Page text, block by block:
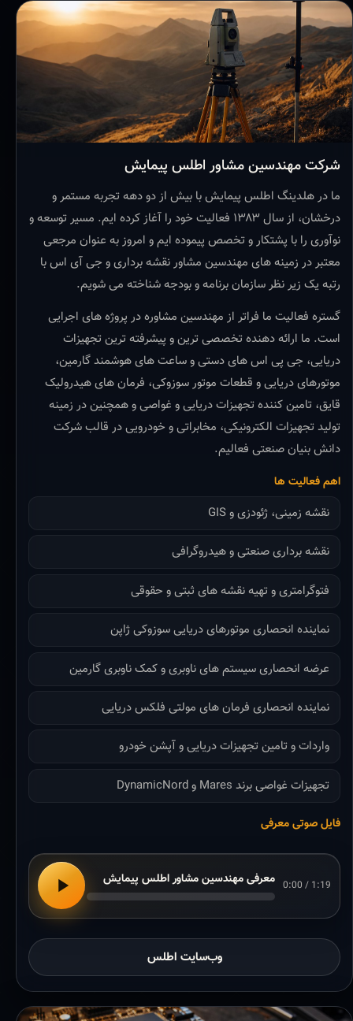
شرکت مهندسین مشاور اطلس پیمایش
ما در هلدینگ اطلس پیمایش با بیش از دو دهه تجربه مستمر و
درخشان، از سال ۱۳۸۳ فعالیت خود را آغاز کرده ایم. مسیر توسعه و
نوآوری را با پشتکار و تخصص پیموده ایم و امروز به عنوان مرجعی
معتبر در زمینه های مهندسین مشاور نقشه برداری و جی آی اس با
رتبه یک زیر نظر سازمان برنامه و بودجه شناخته می شویم.
گستره فعالیت ما فراتر از مهندسین مشاوره در پروژه های اجرایی
است. ما ارائه دهنده تخصصی ترین و پیشرفته ترین تجهیزات
دریایی، جی پی اس های دستی و ساعت های هوشمند گارمین،
موتورهای دریایی و قطعات موتور سوزوکی، فرمان های هیدرولیک
قایق، تامین کننده تجهیزات دریایی و غواصی و همچنین در زمینه
تولید تجهیزات الکترونیکی، مخابراتی و خودرویی در قالب شرکت
دانش بنیان صنعتی فعالیم.
اهم فعالیت ها
نقشه زمینی، ژئودزی و GIS
نقشه برداری صنعتی و هیدروگرافی
فتوگرامتری و تهیه نقشه های ثبتی و حقوقی
نماینده انحصاری موتورهای دریایی سوزوکی ژاپن
عرضه انحصاری سیستم های ناوبری و کمک ناوبری گارمین
نماینده انحصاری فرمان های مولتی فلکس دریایی
واردات و تامین تجهیزات دریایی و آپشن خودرو
تجهیزات غواصی برند Mares و DynamicNord
فایل صوتی معرفی
0:00 / 1:19 معرفی مهندسین مشاور اطلس پیمایش
وب‌سایت اطلس